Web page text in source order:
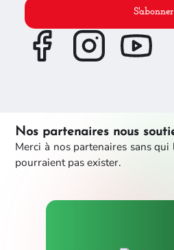
S'abonner
Nos partenaires nous
Merci à nos partenaires sans
pourraient pas exister.